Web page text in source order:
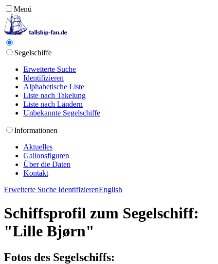
Menü
Segelschiffe
Erweiterte Suche
Identifizieren
Alphabetische Liste
Liste nach Takelung
Liste nach Ländern
Unbekannte Segelschiffe
Informationen
Aktuelles
Galionsfiguren
Über die Daten
Kontakt
Erweiterte Suche IdentifizierenEnglish
Schiffsprofil zum Segelschiff:
"Lille Bjørn"
Fotos des Segelschiffs: